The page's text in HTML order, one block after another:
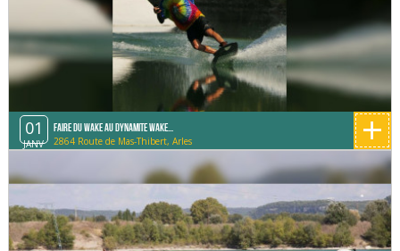
01
JANV
Faire du Wake au Dynamite Wake...
2864 Route de Mas-Thibert, Arles +